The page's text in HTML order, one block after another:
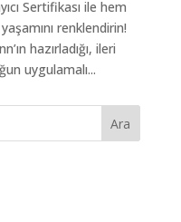
Sertifikası ile hem
renklendirin!
hazırladığı, ileri
uygulamalı...